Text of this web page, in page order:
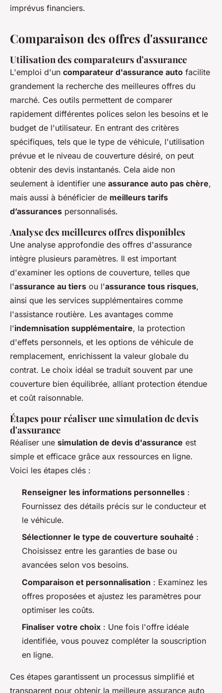
imprévus financiers.
Comparaison des offres d'assurance
Utilisation des comparateurs d'assurance
L'emploi d'un comparateur d'assurance auto facilite
grandement la recherche des meilleures offres du
marché. Ces outils permettent de comparer
rapidement différentes polices selon les besoins et le
budget de l'utilisateur. En entrant des critères
spécifiques, tels que le type de véhicule, l'utilisation
prévue et le niveau de couverture désiré, on peut
obtenir des devis instantanés. Cela aide non
seulement à identifier une assurance auto pas chère,
mais aussi à bénéficier de meilleurs tarifs
d’assurances personnalisés.
Analyse des meilleures offres disponibles
Une analyse approfondie des offres d'assurance
intègre plusieurs paramètres. Il est important
d'examiner les options de couverture, telles que
l'assurance au tiers ou l'assurance tous risques,
ainsi que les services supplémentaires comme
l'assistance routière. Les avantages comme
l'indemnisation supplémentaire, la protection
d'effets personnels, et les options de véhicule de
remplacement, enrichissent la valeur globale du
contrat. Le choix idéal se traduit souvent par une
couverture bien équilibrée, alliant protection étendue
et coût raisonnable.
Étapes pour réaliser une simulation de devis
d'assurance
Réaliser une simulation de devis d'assurance est
simple et efficace grâce aux ressources en ligne.
Voici les étapes clés :
Renseigner les informations personnelles :
Fournissez des détails précis sur le conducteur et
le véhicule.
Sélectionner le type de couverture souhaité :
Choisissez entre les garanties de base ou
avancées selon vos besoins.
Comparaison et personnalisation : Examinez les
offres proposées et ajustez les paramètres pour
optimiser les coûts.
Finaliser votre choix : Une fois l'offre idéale
identifiée, vous pouvez compléter la souscription
en ligne.
Ces étapes garantissent un processus simplifié et
transparent pour obtenir la meilleure assurance auto